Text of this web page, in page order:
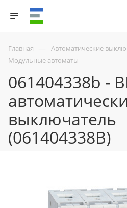
Главная — Автоматические
Модульные автоматы
061404338b -
выключатель
(061404338B)